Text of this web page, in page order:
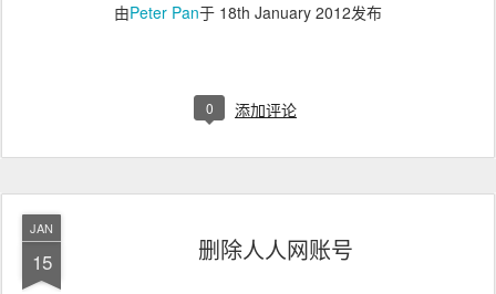
由Peter Pan于 18th January 2012发布
0 添加评论
JAN
15 删除人人网账号